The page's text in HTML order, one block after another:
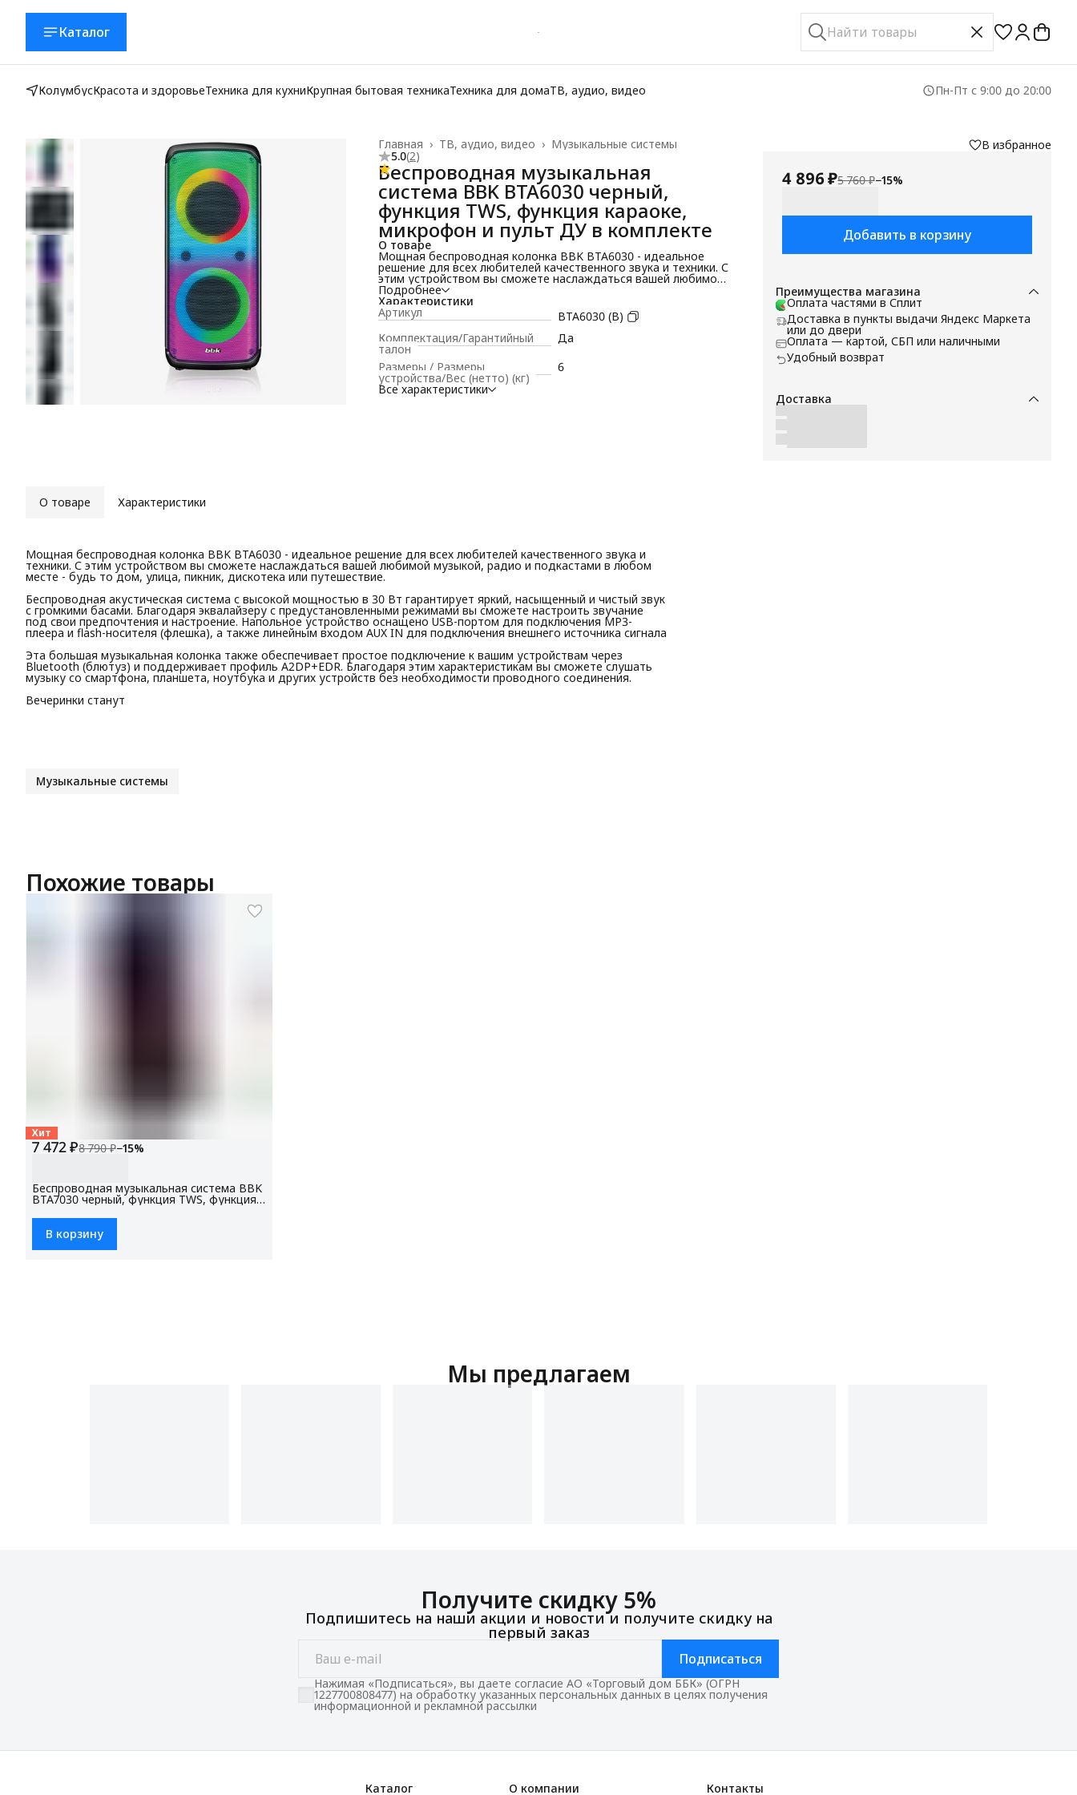
Каталог
КолумбусКрасота и здоровьеТехника для кухниКрупная бытовая техникаТехника для домаТВ, аудио, видео Пн-Пт с 9:00 до 20:00
Музыкальные системы
ТВ, аудио, видео ›
Главная ›
5.0(2)
Беспроводная музыкальная
система BBK BTA6030 черный,
функция TWS, функция караоке,
микрофон и пульт ДУ в комплекте
О товаре
Мощная беспроводная колонка BBK BTA6030 - идеальное
решение для всех любителей качественного звука и техники. С
этим устройством вы сможете наслаждаться вашей любимой
музыкой, радио и подкастами в любом месте - будь то дом,
улица, пикник, дискотека или путешествие.
Беспроводная акустическая система с высокой мощностью в
30 Вт гарантирует яркий, насыщенный и чистый звук с
громкими басами. Благодаря эквалайзеру с
предустановленными режимами вы сможете настроить
звучание под свои предпочтения и настроение. Напольное
устройство оснащено USB-портом для подключения MP3-
плеера и flash-носителя (флешка), а также линейным входом
AUX IN для подключения внешнего источника сигнала
Эта большая музыкальная колонка также обеспечивает
Подробнее
Характеристики
Артикул
BTA6030 (B)
Комплектация/Гарантийный
талон
Да
Размеры / Размеры
устройства/Вес (нетто) (кг)
6
Все характеристики
В избранное
4 896 ₽5 760 ₽−15%
Добавить в корзину
Преимущества магазина
Оплата частями в Сплит
Доставка в пункты выдачи Яндекс Маркета
или до двери
Оплата — картой, СБП или наличными
Удобный возврат
Доставка
О товаре Характеристики
Мощная беспроводная колонка BBK BTA6030 - идеальное решение для всех любителей качественного звука и
техники. С этим устройством вы сможете наслаждаться вашей любимой музыкой, радио и подкастами в любом
месте - будь то дом, улица, пикник, дискотека или путешествие.
Беспроводная акустическая система с высокой мощностью в 30 Вт гарантирует яркий, насыщенный и чистый звук
с громкими басами. Благодаря эквалайзеру с предустановленными режимами вы сможете настроить звучание
под свои предпочтения и настроение. Напольное устройство оснащено USB-портом для подключения MP3-
плеера и flash-носителя (флешка), а также линейным входом AUX IN для подключения внешнего источника сигнала
Эта большая музыкальная колонка также обеспечивает простое подключение к вашим устройствам через
Bluetooth (блютуз) и поддерживает профиль A2DP+EDR. Благодаря этим характеристикам вы сможете слушать
музыку со смартфона, планшета, ноутбука и других устройств без необходимости проводного соединения.
Вечеринки станут
Музыкальные системы
Похожие товары
Хит
7 472 ₽8 790 ₽−15%
Беспроводная музыкальная система BBK
BTA7030 черный, функция TWS, функция
караоке, микрофон и пульт ДУ в
комплекте
В корзину
Мы предлагаем
Получите скидку 5%
Подпишитесь на наши акции и новости и получите скидку на
первый заказ
Подписаться
Нажимая «Подписаться», вы даете согласие АО «Торговый дом ББК» (ОГРН
1227700808477) на обработку указанных персональных данных в целях получения
информационной и рекламной рассылки
Каталог О компании Контакты